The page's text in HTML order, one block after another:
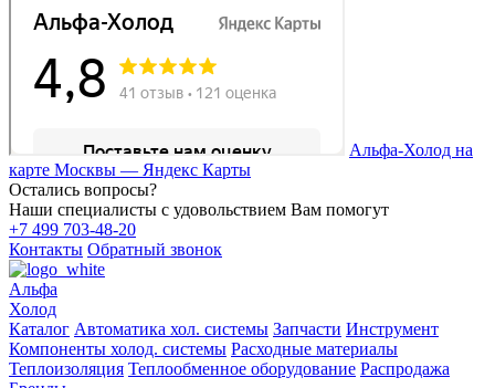
Альфа-Холод на
карте Москвы — Яндекс Карты
Остались вопросы?
Наши специалисты с удовольствием Вам помогут
+7 499 703-48-20
Контакты Обратный звонок
Альфа
Холод
Каталог Автоматика хол. системы Запчасти Инструмент
Компоненты холод. системы Расходные материалы
Теплоизоляция Теплообменное оборудование Распродажа